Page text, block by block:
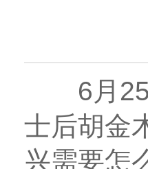
6月25
士后胡金
兴需要怎